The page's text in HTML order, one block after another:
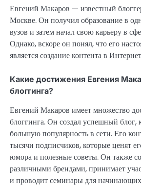
Евгений Макаров — известный
Москве. Он получил образование в
вузов и затем начал свою карьеру в
Однако, вскоре он понял, что его
является создание контента в
Какие достижения Евгения
блоггинга?
Евгений Макаров имеет множество
блоггинга. Он создал успешный блог,
большую популярность в сети. Его
тысячи подписчиков, которые ценят
юмора и полезные советы. Он также
различными брендами, принимает
и проводит семинары для